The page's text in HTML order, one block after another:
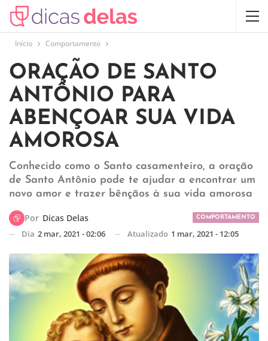
Início Comportamento
ORAÇÃO DE SANTO
ANTÔNIO PARA
ABENÇOAR SUA VIDA
AMOROSA
Conhecido como o Santo casamenteiro, a oração
de Santo Antônio pode te ajudar a encontrar um
novo amor e trazer bênçãos à sua vida amorosa
COMPORTAMENTO
Por Dicas Delas
Dia 2 mar, 2021 - 02:06 Atualizado 1 mar, 2021 - 12:05